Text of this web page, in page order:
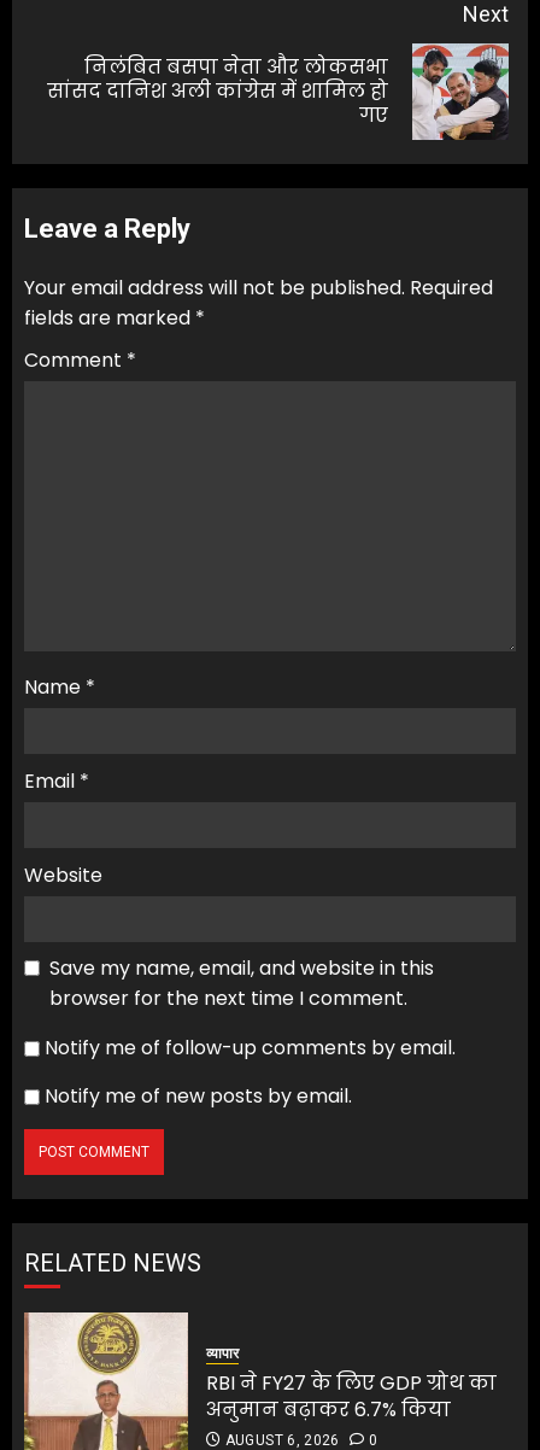
Next
Next
निलंबित बसपा नेता और लोकसभा
सांसद दानिश अली कांग्रेस में शामिल हो
गए
Leave a Reply
Your email address will not be published. Required
fields are marked *
Comment *
Name *
Email *
Website
Save my name, email, and website in this
browser for the next time I comment.
Notify me of follow-up comments by email.
Notify me of new posts by email.
RELATED NEWS
व्यापार
RBI ने FY27 के लिए GDP ग्रोथ का
अनुमान बढ़ाकर 6.7% किया
AUGUST 6, 2026 0